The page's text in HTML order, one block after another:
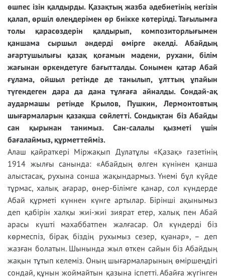
өшпес ізін қалдырды. Қазақтың жазба әдебиетінің негізін
қалап, өршіл өлеңдерімен өр биікке көтерілді. Тағылымға
толы қарасөздерін қалдырып, композиторлығымен
қаншама сыршыл әндерді өмірге әкелді. Абайдың
ағартушылығы қазақ қоғамын мәдени, рухани, білім
жағынан өркендетуге бағытталды.Сонымен қатар Абай
ғұлама, ойшыл ретінде де танылып, ұлттың ұпайын
түгендеген дара да дана тұлғаға айналды. Сондай-ақ
аудармашы ретінде Крылов, Пушкин, Лермонтовтың
шығармаларын қазақша сөйлетті. Сондықтан біз Абайды
сан қырынан танимыз. Сан-салалы қызметі үшін
бағалаймыз, құрметтейміз.
Алаш қайраткері Міржақып Дулатұлы «Қазақ» газетінің
1914 жылғы санында: «Абайдың өлген күнінен қанша
алыстасақ, рухына сонша жақындармыз. Үнемі бұл күйде
тұрмас, халық ағарар, өнер-білімге қанар, сол күндерде
Абай құрметі күннен күнге артылар. Бірінші ақынымыз
деп қабірін халқы жиі-жиі зиярат етер, халық пен Абай
арасы күшті махаббатпен жалғасар. Ол күндерді біз
көрмеспіз, бірақ біздің рухымыз сезер, қуанар», – деп
жазған болатын. Шынында жыл өткен сайын біз Абайдың
жақын тұтып келеміз. Оның шығармаларының өміршеңдігі
сондай, құнын жоймайтын қазына іспетті. Абайға жүгінген